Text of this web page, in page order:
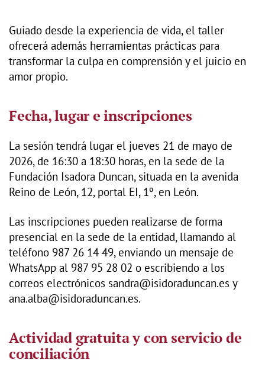
Guiado desde la experiencia de vida, el taller
ofrecerá además herramientas prácticas para
transformar la culpa en comprensión y el juicio en
amor propio.
Fecha, lugar e inscripciones
La sesión tendrá lugar el jueves 21 de mayo de
2026, de 16:30 a 18:30 horas, en la sede de la
Fundación Isadora Duncan, situada en la avenida
Reino de León, 12, portal EI, 1º, en León.
Las inscripciones pueden realizarse de forma
presencial en la sede de la entidad, llamando al
teléfono 987 26 14 49, enviando un mensaje de
WhatsApp al 987 95 28 02 o escribiendo a los
correos electrónicos sandra@isidoraduncan.es y
ana.alba@isidoraduncan.es.
Actividad gratuita y con servicio de
conciliación